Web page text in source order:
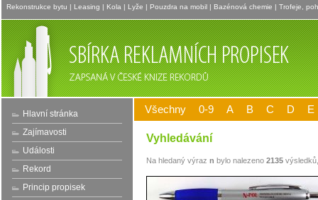
Rekonstrukce bytu | Leasing | Kola | Lyže | Pouzdra na mobil | Bazénová chemie | Trofeje,
Hlavní stránka
Zajímavosti
Události
Rekord
Princip propisek
Všechny 0-9 A B C D E
Vyhledávání
Na hledaný výraz n bylo nalezeno 2135